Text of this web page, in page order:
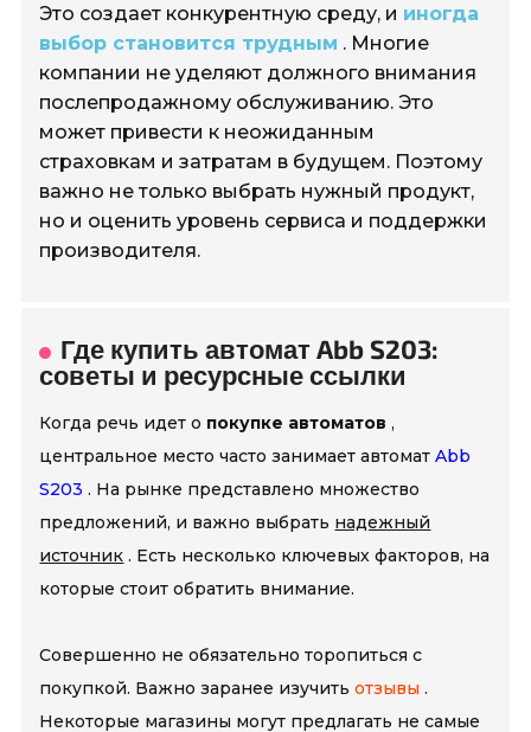
Это создает конкурентную среду, и иногда
выбор становится трудным . Многие
компании не уделяют должного внимания
послепродажному обслуживанию. Это
может привести к неожиданным
страховкам и затратам в будущем. Поэтому
важно не только выбрать нужный продукт,
но и оценить уровень сервиса и поддержки
производителя.
Где купить автомат Abb S203:
советы и ресурсные ссылки
Когда речь идет о покупке автоматов ,
центральное место часто занимает автоматAbb
S203 . На рынке представлено множество
предложений, и важно выбрать надежный
источник . Есть несколько ключевых факторов, на
которые стоит обратить внимание.
Совершенно не обязательно торопиться с
покупкой. Важно заранее изучитьотзывы .
Некоторые магазины могут предлагать не самые